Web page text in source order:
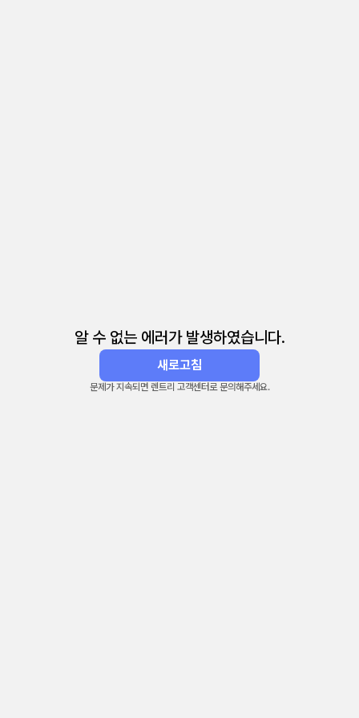
알 수 없는 에러가 발생하였습니다.
새로고침
문제가 지속되면 렌트리 고객센터로 문의해주세요.